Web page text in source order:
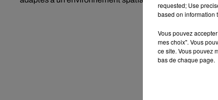
requested; Use
based on information
Vous pouvez
mes choix". Vous
ce site. Vous pouvez
bas de chaque page.